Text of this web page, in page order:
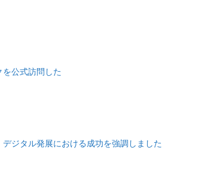
を公式訪問した
ジタル発展における成功を強調しました